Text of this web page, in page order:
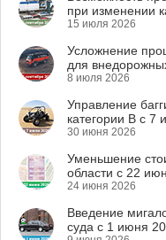
при изменении
15 июля 2026
Усложнение
для
8 июля 2026
Управление
категории B с 7
30 июня 2026
Уменьшение
области с 22
24 июня 2026
Введение
суда с 1 июня